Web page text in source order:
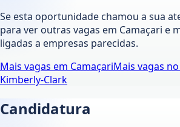
Se esta oportunidade chamou a sua
para ver outras vagas em Camaçari e
ligadas a empresas parecidas.
Mais vagas em CamaçariMais vagas no
Kimberly-Clark
Candidatura